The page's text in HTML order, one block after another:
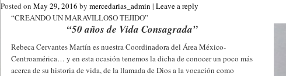
Posted on May 29, 2016 by mercedarias_admin | Leave a reply
“CREANDO UN MARAVILLOSO TEJIDO”
“50 años de Vida Consagrada”
Rebeca Cervantes Martín es nuestra Coordinadora del Área México-
Centroamérica… y en esta ocasión tenemos la dicha de conocer un poco más
acerca de su historia de vida, de la llamada de Dios a la vocación como